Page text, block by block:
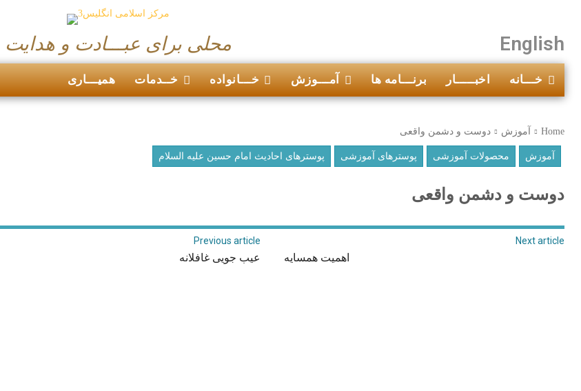
محلی برای عبـــادت و هدایت English
همیـــاری خــدمات خـــانواده آمـــوزش برنـــامه ها اخبـــــار خـــانه
Home آموزش دوست و دشمن واقعی
آموزش محصولات آموزشی پوسترهای آموزشی پوسترهای احادیث امام حسین علیه السلام
دوست و دشمن واقعی
Previous article
عیب جویی غافلانه
Next article
اهمیت همسایه